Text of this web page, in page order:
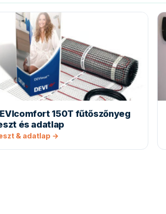
150T fűtőszőnyeg
és adatlap
& adatlap →